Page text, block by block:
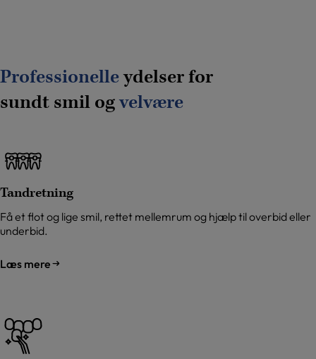
Professionelleydelser for
sundt smil ogvelvære
Tandretning
Få et flot og lige smil, rettet mellemrum og hjælp til overbid eller
underbid.
Læs mere